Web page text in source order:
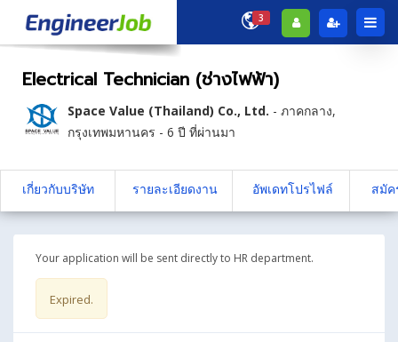
3
Electrical Technician (ช่างไฟฟ้า)
Space Value (Thailand) Co., Ltd. - ภาคกลาง,
กรุงเทพมหานคร - 6 ปี ที่ผ่านมา
เกี่ยวกับบริษัท รายละเอียดงาน อัพเดทโปรไฟล์ สมัค
Your application will be sent directly to HR department.
Expired.